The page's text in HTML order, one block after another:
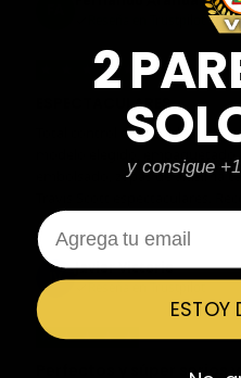
★
ESPECTACULARES
Total control del pedido, te
embolsado, zapas de altísima
JV Javier Victorio
★ ★ ★ ★ ★
Perfectos y súper serios
2
y consigue
Email
ESTOY